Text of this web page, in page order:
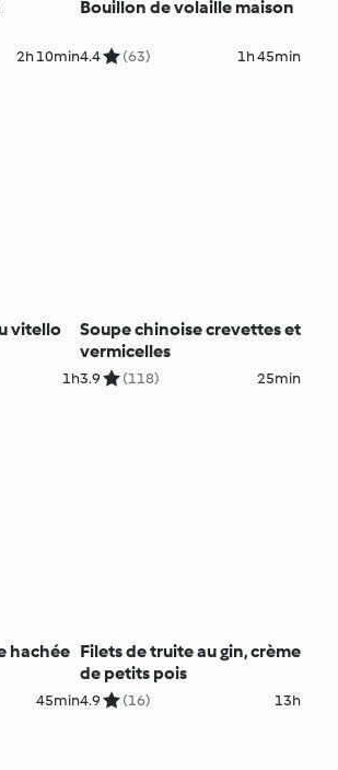
2h 10min
Bouillon de volaille maison
4.4 (63) 1h 45min
vitello
1h
Soupe chinoise crevettes et
vermicelles
3.9 (118) 25min
hachée
45min
Filets de truite au gin, crème
de petits pois
4.9 (16) 13h